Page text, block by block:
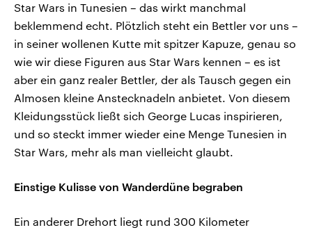
Star Wars in Tunesien – das wirkt manchmal
beklemmend echt. Plötzlich steht ein Bettler vor uns –
in seiner wollenen Kutte mit spitzer Kapuze, genau so
wie wir diese Figuren aus Star Wars kennen – es ist
aber ein ganz realer Bettler, der als Tausch gegen ein
Almosen kleine Anstecknadeln anbietet. Von diesem
Kleidungsstück ließt sich George Lucas inspirieren,
und so steckt immer wieder eine Menge Tunesien in
Star Wars, mehr als man vielleicht glaubt.
Einstige Kulisse von Wanderdüne begraben
Ein anderer Drehort liegt rund 300 Kilometer